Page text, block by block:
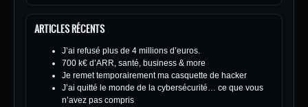
ARTICLES RÉCENTS
J’ai refusé plus de 4 millions d’euros.
700 k€ d’ARR, santé, business & more
Je remet temporairement ma casquette de hacker
J’ai quitté le monde de la cybersécurité… ce que vous
n’avez pas compris